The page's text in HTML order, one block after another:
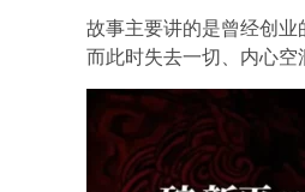
故事主要讲的是曾经创业
而此时失去一切、内心空